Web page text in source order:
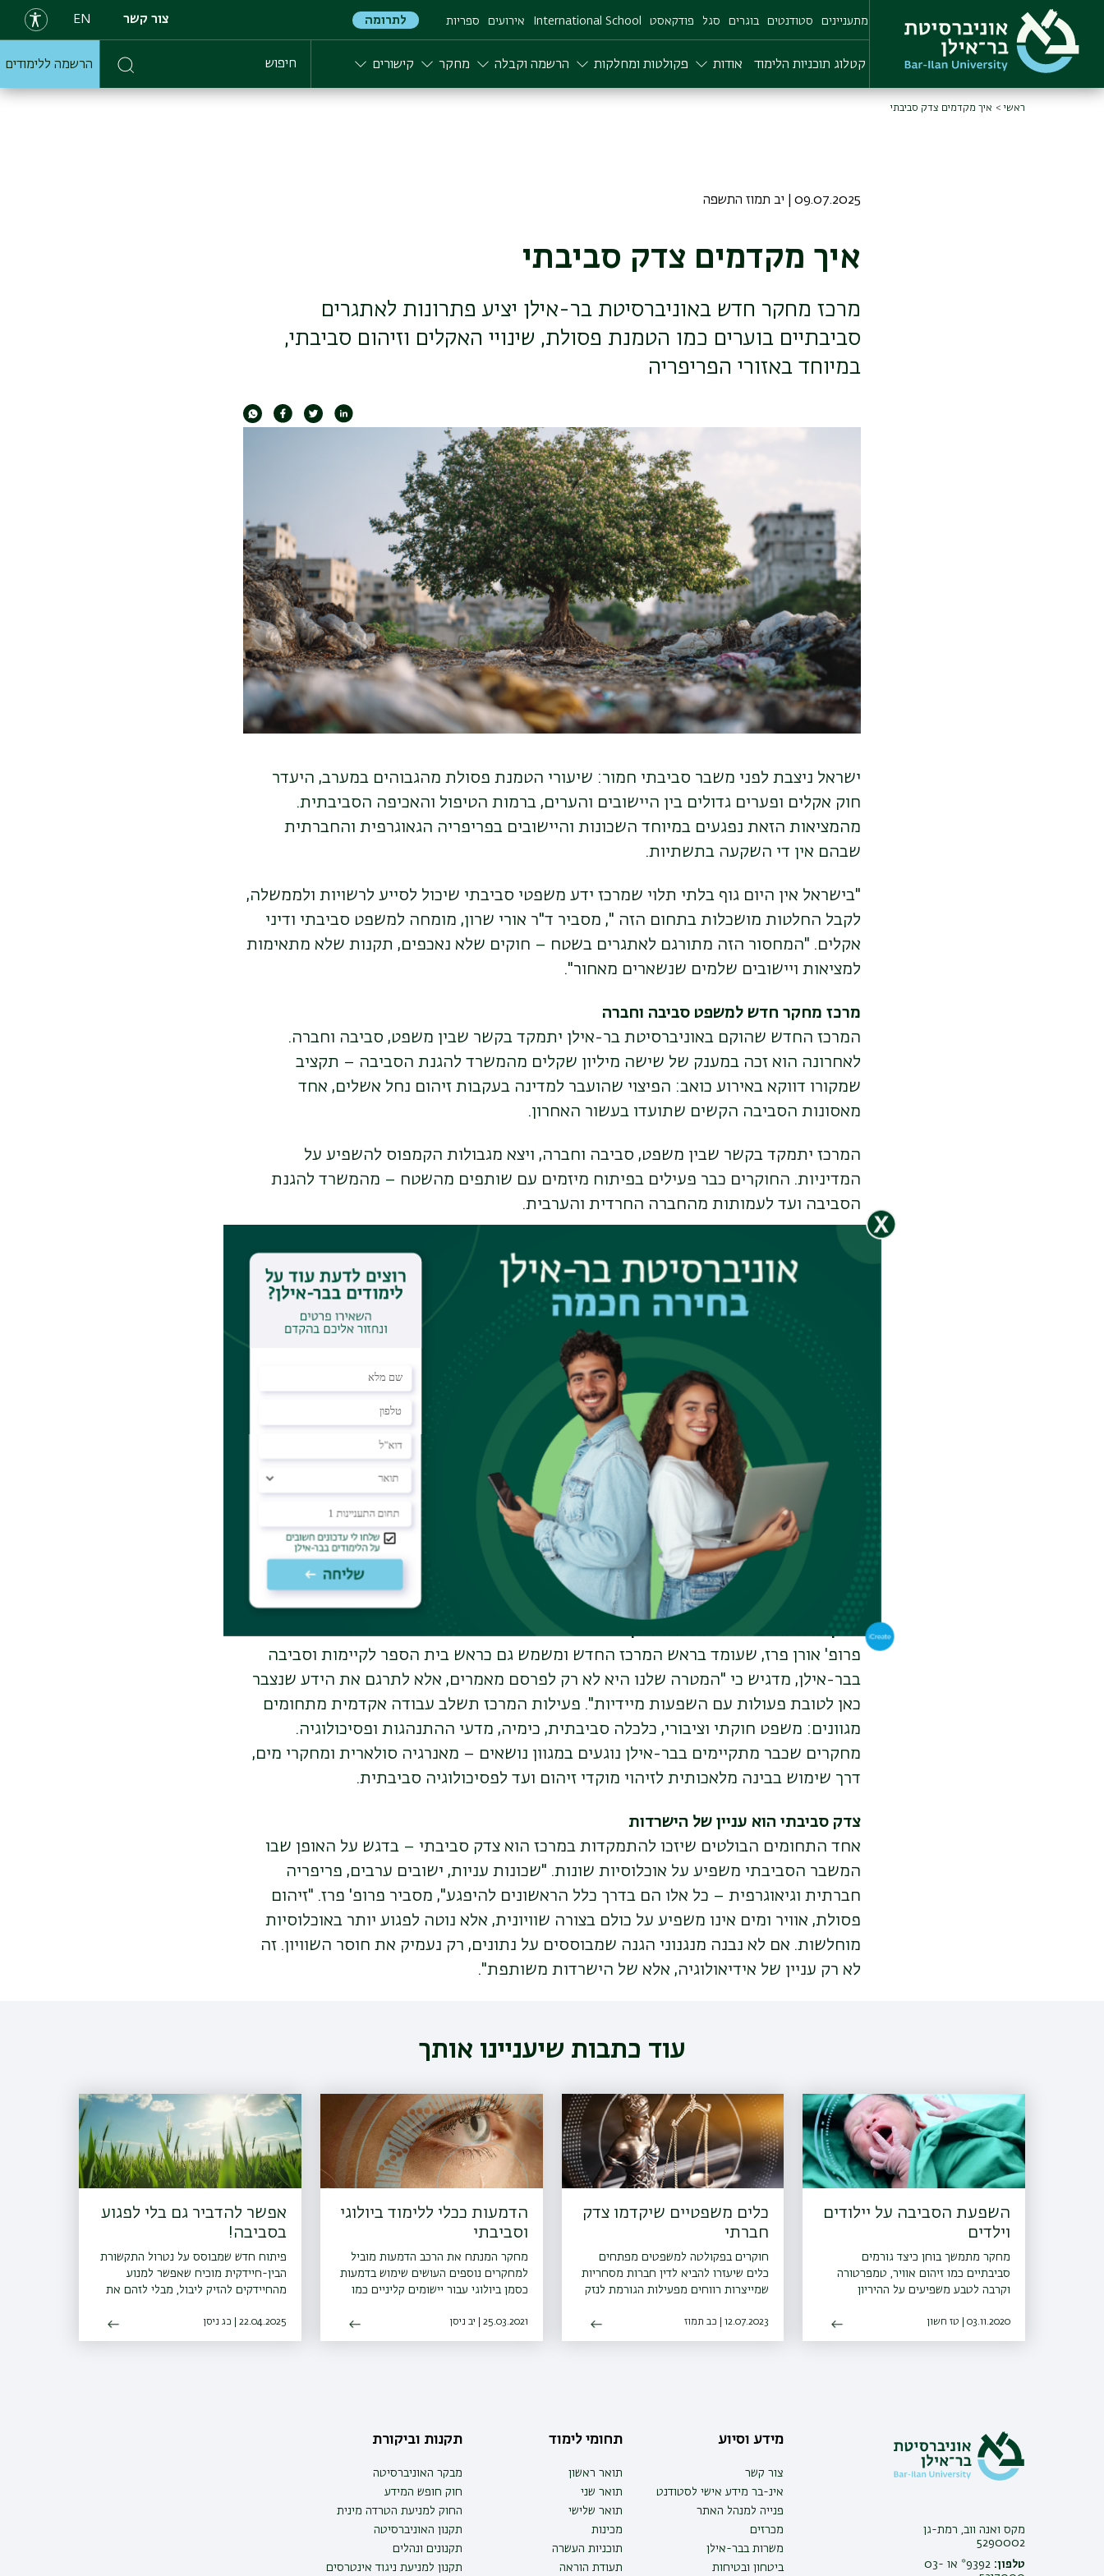
main
content
מתעניינים סטודנטים בוגרים סגל פודקאסט International School אירועים ספריות לתרומה צור קשר EN
קטלוג תוכניות הלימוד אודות פקולטות ומחלקות הרשמה וקבלה מחקר קישורים חיפוש הרשמה ללימודים
ראשי איך מקדמים צדק סביבתי
09.07.2025 | יב תמוז התשפה
איך מקדמים צדק סביבתי
מרכז מחקר חדש באוניברסיטת בר-אילן יציע פתרונות לאתגרים
סביבתיים בוערים כמו הטמנת פסולת, שינויי האקלים וזיהום סביבתי,
במיוחד באזורי הפריפריה
ישראל ניצבת לפני משבר סביבתי חמור: שיעורי הטמנת פסולת מהגבוהים במערב, היעדר
חוק אקלים ופערים גדולים בין היישובים והערים, ברמות הטיפול והאכיפה הסביבתית.
מהמציאות הזאת נפגעים במיוחד השכונות והיישובים בפריפריה הגאוגרפית והחברתית
שבהם אין די השקעה בתשתיות.
"בישראל אין היום גוף בלתי תלוי שמרכז ידע משפטי סביבתי שיכול לסייע לרשויות ולממשלה,
לקבל החלטות מושכלות בתחום הזה ", מסביר ד"ר אורי שרון, מומחה למשפט סביבתי ודיני
אקלים. "המחסור הזה מתורגם לאתגרים בשטח – חוקים שלא נאכפים, תקנות שלא מתאימות
למציאות ויישובים שלמים שנשארים מאחור".
מרכז מחקר חדש למשפט סביבה וחברה
המרכז החדש שהוקם באוניברסיטת בר-אילן יתמקד בקשר שבין משפט, סביבה וחברה.
לאחרונה הוא זכה במענק של שישה מיליון שקלים מהמשרד להגנת הסביבה – תקציב
שמקורו דווקא באירוע כואב: הפיצוי שהועבר למדינה בעקבות זיהום נחל אשלים, אחד
מאסונות הסביבה הקשים שתועדו בעשור האחרון.
המרכז יתמקד בקשר שבין משפט, סביבה וחברה, ויצא מגבולות הקמפוס להשפיע על
המדיניות. החוקרים כבר פעילים בפיתוח מיזמים עם שותפים מהשטח – מהמשרד להגנת
הסביבה ועד לעמותות מהחברה החרדית והערבית.
עם עיריית רמת גן, החוקרים בונים מערכת מידע גיאוגרפי
שמתעדת שכונות שחוות
עומסי חום חריגים. הנתונים מסייעים לעירייה לקבל החלטות על הצללות, שתילת עצים
ושיפוץ מבני ציבור.בפרויקט אחר, עם אשכול רשויות הנגב המערבי, ממפים החוקרים אתגרים
כמו השלכת פסולת פיראטית וזיהום קרקע באזורים חקלאיים. יחד עם נציגי היישובים, הם
בוחנים פתרונות יישומיים כמו ניסוח נהלים פשוטים וברורים יותר והגברת שיתופי פעולה בין
מודל בינלאומי מוכח בביצוע ישראלי
המרכז החדש שואב השראה ממודלים דומים שפועלים בהצלחה באירופה ובארצות הברית,
כמו מכון
Grantham בלונדון או Nicholas Institute באוניברסיטת דיוק – מכון מחקר
סביבתי שמייעץ לממשל הפדרלי בארה"ב.ד"ר שרון, שעבד בעבר ב-
Nicholas
Instituteומשמש כסגן מנהל המרכז בבר-אילן אומר כי "המכונים האלו מוכיחים שגוף אקדמי
רב-תחומי יכול לשמש כמתווך אפקטיבי בין ידע מדעי, משפט ומדיניות – ולספק לרשויות
פתרונות קונקרטיים לאתגרים סביבתיים".
פרופ' אורן פרז, שעומד בראש המרכז החדש ומשמש גם כראש בית הספר לקיימות וסביבה
בבר-אילן, מדגיש כי "המטרה שלנו היא לא רק לפרסם מאמרים, אלא לתרגם את הידע שנצבר
כאן לטובת פעולות עם השפעות מיידיות". פעילות המרכז תשלב עבודה אקדמית מתחומים
מגוונים: משפט חוקתי וציבורי, כלכלה סביבתית, כימיה, מדעי ההתנהגות ופסיכולוגיה.
מחקרים שכבר מתקיימים בבר-אילן נוגעים במגוון נושאים – מאנרגיה סולארית ומחקרי מים,
דרך שימוש בבינה מלאכותית לזיהוי מוקדי זיהום ועד לפסיכולוגיה סביבתית.
צדק סביבתי הוא עניין של הישרדות
אחד התחומים הבולטים שיזכו להתמקדות במרכז הוא צדק סביבתי – בדגש על האופן שבו
המשבר הסביבתי משפיע על אוכלוסיות שונות.
"שכונות עניות, ישובים ערבים, פריפריה
חברתית וגיאוגרפית – כל אלו הם בדרך כלל הראשונים להיפגע", מסביר פרופ' פרז. "זיהום
פסולת, אוויר ומים אינו משפיע על כולם בצורה שוויונית, אלא נוטה לפגוע יותר באוכלוסיות
מוחלשות. אם לא נבנה מנגנוני הגנה שמבוססים על נתונים, רק נעמיק את חוסר השוויון. זה
לא רק עניין של אידיאולוגיה, אלא של הישרדות משותפת".
עוד כתבות שיעניינו אותך
השפעת הסביבה על יילודים
וילדים
מחקר מתמשך בוחן כיצד גורמים
סביבתיים כמו זיהום אוויר, טמפרטורה
וקרבה לטבע משפיעים על ההיריון
03.11.2020 | טז חשון
כלים משפטיים שיקדמו צדק
חברתי
חוקרים בפקולטה למשפטים מפתחים
כלים שיעזרו להביא לדין חברות מסחריות
שמייצרות רווחים מפעילות הגורמת לנזק
12.07.2023 | כב תמוז
הדמעות ככלי ללימוד ביולוגי
וסביבתי
מחקר המנתח את הרכב הדמעות מוביל
למחקרים נוספים העושים שימוש בדמעות
כסמן ביולוגי עבור יישומים קליניים כמו
25.03.2021 | יב ניסן
אפשר להדביר גם בלי לפגוע
בסביבה!
פיתוח חדש שמבוסס על נטרול התקשורת
הבין-חיידקית מוכיח שאפשר למנוע
מהחיידקים להזיק ליבול, מבלי לזהם את
22.04.2025 | כג ניסן
מקס ואנה ווב, רמת-גן
5290002
טלפון:
9392* או 03-
מידע וסיוע
צור קשר
אינ-בר מידע אישי לסטודנט
פנייה למנהל האתר
מכרזים
משרות בבר-אילן
ביטחון ובטיחות
תחומי לימוד
תואר ראשון
תואר שני
תואר שלישי
מכינות
תוכניות העשרה
תעודת הוראה
תקנות וביקורת
מבקר האוניברסיטה
חוק חופש המידע
החוק למניעת הטרדה מינית
תקנון האוניברסיטה
תקנונים ונהלים
תקנון למניעת ניגוד אינטרסים